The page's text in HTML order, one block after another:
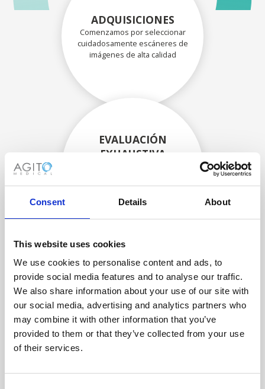
Consent Details About
This website uses cookies
We use cookies to personalise content and ads, to
provide social media features and to analyse our traffic.
We also share information about your use of our site with
our social media, advertising and analytics partners who
may combine it with other information that you’ve
provided to them or that they’ve collected from your use
of their services.
ADQUISICIONES
Comenzamos por seleccionar
cuidadosamente escáneres de
imágenes de alta calidad
EVALUACIÓN
EXHAUSTIVA
cuidadosamente cada escáner
y sus componentes.
RECUPERÁNDOSE
CON CUIDADO
Las piezas utilizables se
recuperan meticulosamente en
un entorno seguro de ESD, lo
daños ni contaminación.